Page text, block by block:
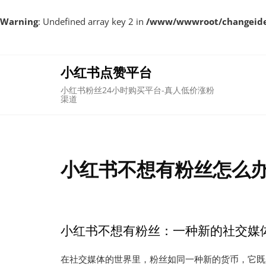
Warning: Undefined array key 2 in /www/wwwroot/
小红书点赞平台
小红书粉丝24小时购买平台-真人低价涨粉
渠道
小红书不想有粉丝怎么
小红书不想有粉丝：一种新的社交媒
在社交媒体的世界里，粉丝如同一种新的货币，它